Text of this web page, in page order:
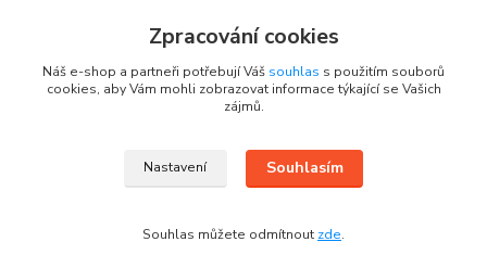
+420 725 613 837
info@rajklubicek.cz
Zpracování cookies
Náš e-shop a partneři potřebují Váš souhlas s použitím souborů
cookies, aby Vám mohli zobrazovat informace týkající se Vašich
zájmů.
Nastavení Souhlasím
Souhlas můžete odmítnout zde.